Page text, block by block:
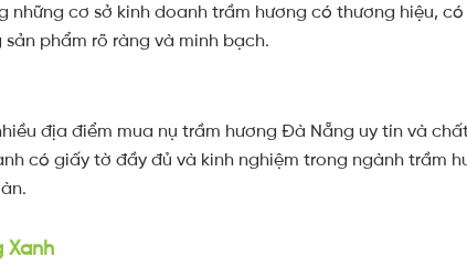
cơ sở kinh doanh trầm hương có thương hiệu,
phẩm rõ ràng và minh bạch.
địa điểm mua nụ trầm hương Đà Nẵng uy tín và
có giấy tờ đầy đủ và kinh nghiệm trong ngành trầm
Xanh